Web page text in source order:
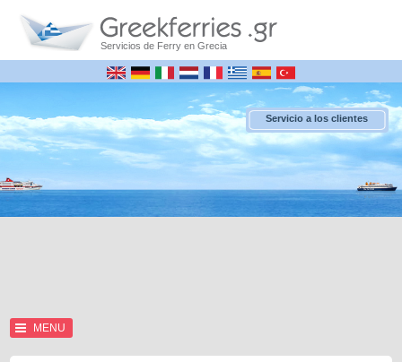
Servicios de Ferry en Grecia
Servicio a los clientes
MENU